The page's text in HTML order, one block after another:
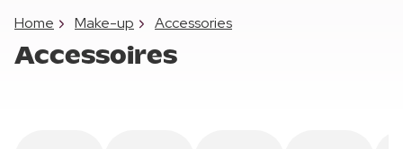
Home
Make-up Accessories
Accessoires